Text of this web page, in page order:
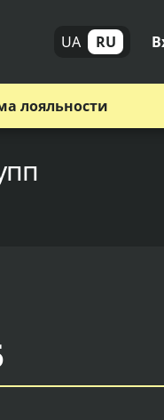
UA RU
лояльности